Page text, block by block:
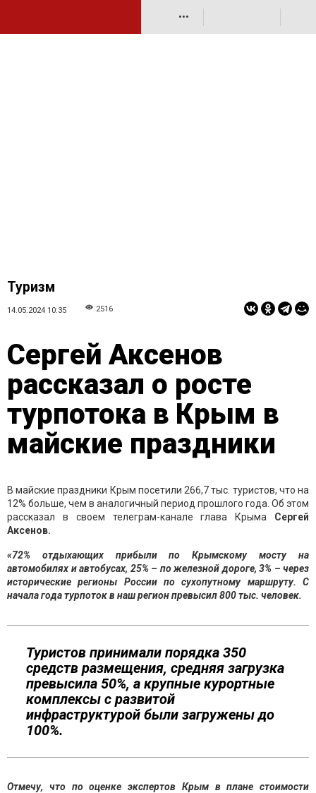
•••
Туризм
14.05.2024 10:35 2516
Сергей Аксенов
рассказал о росте
турпотока в Крым в
майские праздники
В майские праздники Крым посетили 266,7 тыс. туристов, что на
12% больше, чем в аналогичный период прошлого года. Об этом
рассказал в своем телеграм-канале глава Крыма Сергей
Аксенов.
«72% отдыхающих прибыли по Крымскому мосту на
автомобилях и автобусах, 25% – по железной дороге, 3% – через
исторические регионы России по сухопутному маршруту. С
начала года турпоток в наш регион превысил 800 тыс. человек.
Туристов принимали порядка 350
средств размещения, средняя загрузка
превысила 50%, а крупные курортные
комплексы с развитой
инфраструктурой были загружены до
100%.
Отмечу, что по оценке экспертов Крым в плане стоимости